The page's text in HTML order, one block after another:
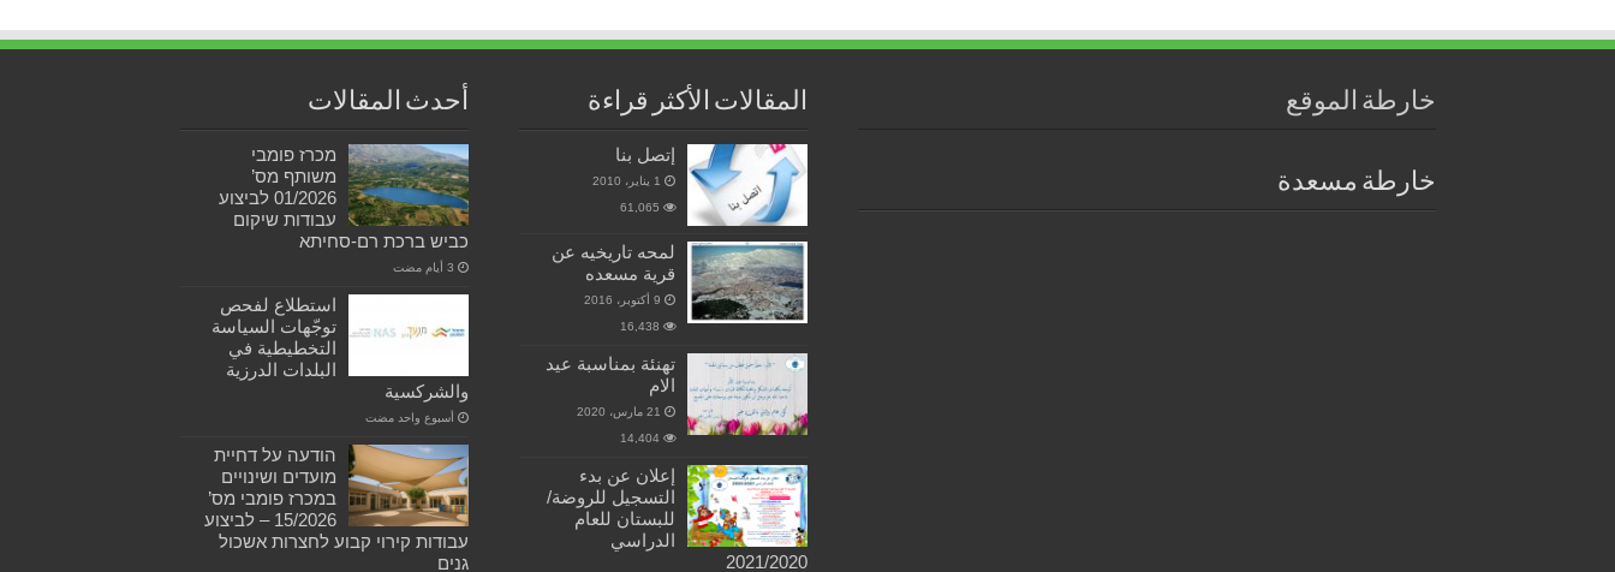
خارطة الموقع
خارطة مسعدة
المقالات الأكثر قراءة
إتصل بنا
1 يناير، 2010
61,065
لمحه تاريخيه عن
قرية مسعده
9 أكتوبر، 2016
16,438
تهنئة بمناسبة عيد
الام
21 مارس، 2020
14,404
إعلان عن بدء
التسجيل للروضة/
للبستان للعام
الدراسي
2021/2020
أحدث المقالات
מכרז פומבי
משותף מס’
01/2026 לביצוע
עבודות שיקום
כביש ברכת רם-סחיתא
استطلاع لفحص
توجّهات السياسة
التخطيطية في
البلدات الدرزية
والشركسية
‏أسبوع واحد مضت
הודעה על דחיית
מועדים ושינויים
במכרז פומבי מס’
15/2026 – לביצוע
עבודות קירוי קבוע לחצרות אשכול
גנים